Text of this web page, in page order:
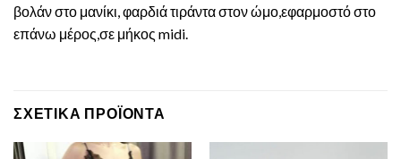
βολάν στο μανίκι, φαρδιά τιράντα στον ώμο,εφαρμοστό στο
επάνω μέρος,σε μήκος midi.
ΣΧΕΤΙΚΆ ΠΡΟΪΌΝΤΑ